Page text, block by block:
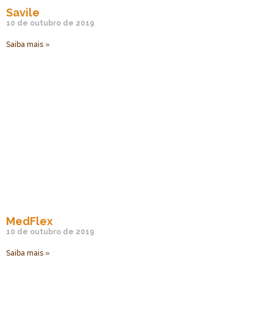
Savile
10 de outubro de 2019
Saiba mais »
MedFlex
10 de outubro de 2019
Saiba mais »